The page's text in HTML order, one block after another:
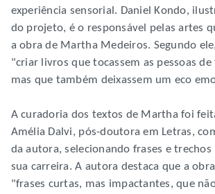
experiência sensorial. Daniel Kondo,
do projeto, é o responsável pelas artes
a obra de Martha Medeiros. Segundo
"criar livros que tocassem as pessoas
mas que também deixassem um eco
A curadoria dos textos de Martha foi
Amélia Dalvi, pós-doutora em Letras,
da autora, selecionando frases e trechos
sua carreira. A autora destaca que a
"frases curtas, mas impactantes, que